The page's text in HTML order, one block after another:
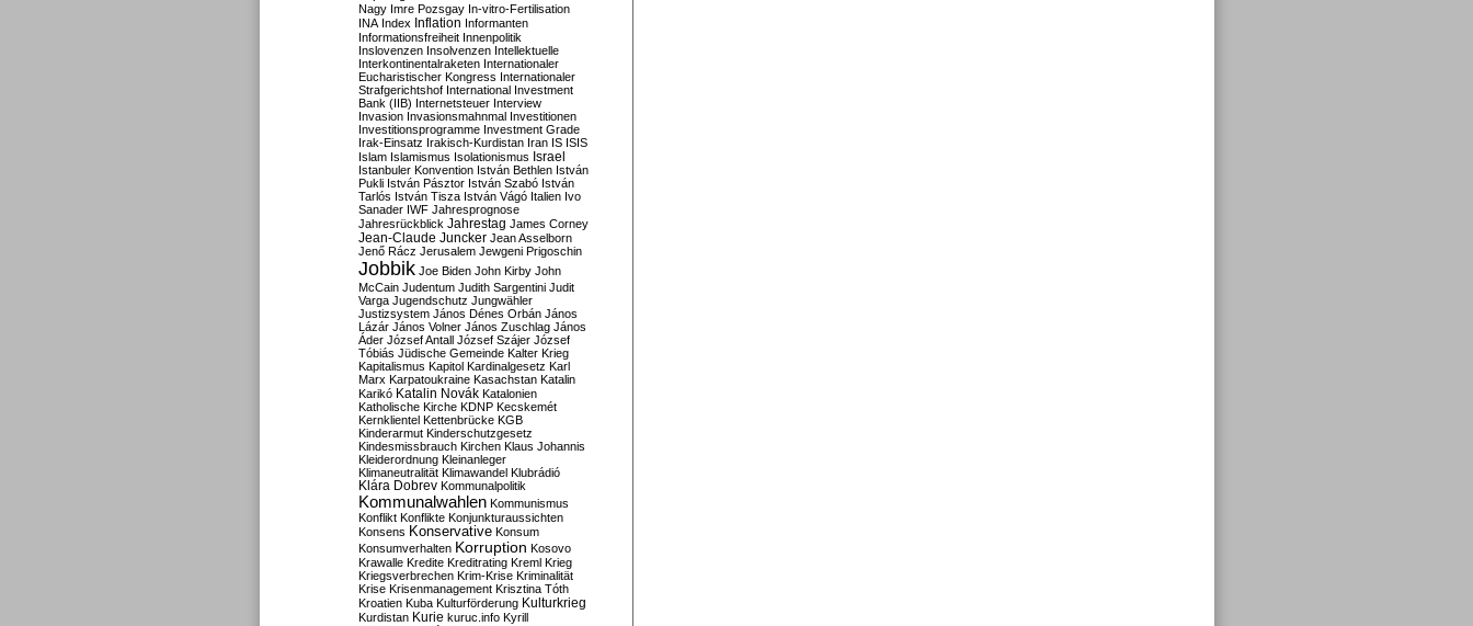
Nagy Imre Pozsgay In-vitro-Fertilisation
INA Index Inflation Informanten
Informationsfreiheit Innenpolitik
Inslovenzen Insolvenzen Intellektuelle
Interkontinentalraketen Internationaler
Eucharistischer Kongress Internationaler
Strafgerichtshof International Investment
Bank (IIB) Internetsteuer Interview
Invasion Invasionsmahnmal Investitionen
Investitionsprogramme Investment Grade
Irak-Einsatz Irakisch-Kurdistan Iran IS ISIS
Islam Islamismus Isolationismus Israel
Istanbuler Konvention István Bethlen István
Pukli István Pásztor István Szabó István
Tarlós István Tisza István Vágó Italien Ivo
Sanader IWF Jahresprognose
Jahresrückblick Jahrestag James Corney
Jean-Claude Juncker Jean Asselborn
Jenő Rácz Jerusalem Jewgeni Prigoschin
Jobbik Joe Biden John Kirby John
McCain Judentum Judith Sargentini Judit
Varga Jugendschutz Jungwähler
Justizsystem János Dénes Orbán János
Lázár János Volner János Zuschlag János
Áder József Antall József Szájer József
Tóbiás Jüdische Gemeinde Kalter Krieg
Kapitalismus Kapitol Kardinalgesetz Karl
Marx Karpatoukraine Kasachstan Katalin
Karikó Katalin Novák Katalonien
Katholische Kirche KDNP Kecskemét
Kernklientel Kettenbrücke KGB
Kinderarmut Kinderschutzgesetz
Kindesmissbrauch Kirchen Klaus Johannis
Kleiderordnung Kleinanleger
Klimaneutralität Klimawandel Klubrádió
Klára Dobrev Kommunalpolitik
Kommunalwahlen Kommunismus
Konflikt Konflikte Konjunkturaussichten
Konsens Konservative Konsum
Konsumverhalten Korruption Kosovo
Krawalle Kredite Kreditrating Kreml Krieg
Kriegsverbrechen Krim-Krise Kriminalität
Krise Krisenmanagement Krisztina Tóth
Kroatien Kuba Kulturförderung Kulturkrieg
Kurdistan Kurie kuruc.info Kyrill